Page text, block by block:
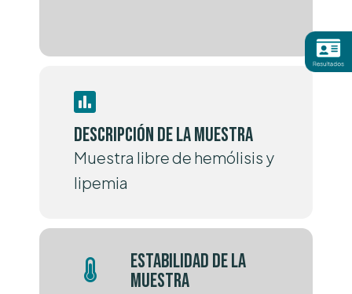
Descripción de la muestra
Muestra libre de hemólisis y
lipemia
Estabilidad de la
muestra